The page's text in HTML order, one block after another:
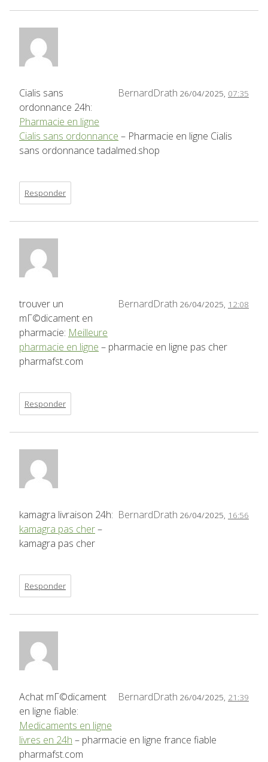
BernardDrath 26/04/2025, 07:35
Cialis sans
ordonnance 24h:
Pharmacie en ligne
Cialis sans ordonnance – Pharmacie en ligne Cialis
sans ordonnance tadalmed.shop
Responder
BernardDrath 26/04/2025, 12:08
trouver un
mГ©dicament en
pharmacie: Meilleure
pharmacie en ligne – pharmacie en ligne pas cher
pharmafst.com
Responder
BernardDrath 26/04/2025, 16:56
kamagra livraison 24h:
kamagra pas cher–
kamagra pas cher
Responder
BernardDrath 26/04/2025, 21:39
Achat mГ©dicament
en ligne fiable:
Medicaments en ligne
livres en 24h – pharmacie en ligne france fiable
pharmafst.com